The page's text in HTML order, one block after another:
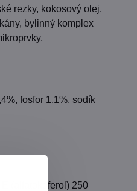
rezky, kokosový olej,
bylinný komplex
fosfor 1,1%, sodík
(alfatokeferol) 250